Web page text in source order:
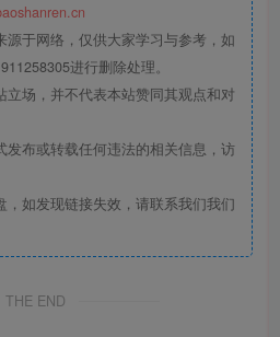
源于网络，仅供大家学习与参考，如
进行删除处理。
立场，并不代表本站赞同其观点和对
发布或转载任何违法的相关信息，访
，如发现链接失效，请联系我们我们
THE END